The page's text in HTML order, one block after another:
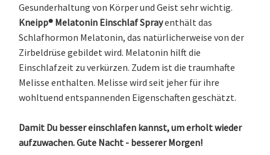
Gesunderhaltung von Körper und Geist sehr wichtig.
Kneipp® Melatonin Einschlaf Sprayenthält das
Schlafhormon Melatonin, das natürlicherweise von der
Zirbeldrüse gebildet wird. Melatonin hilft die
Einschlafzeit zu verkürzen. Zudem ist die traumhafte
Melisse enthalten. Melisse wird seit jeher für ihre
wohltuend entspannenden Eigenschaften geschätzt.
Damit Du besser einschlafen kannst, um erholt wieder
aufzuwachen. Gute Nacht - besserer Morgen!